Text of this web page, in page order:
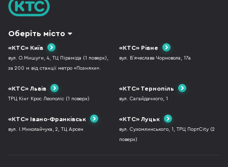
Оберіть місто
«КТС» Київ
вул. О.Мишуги, 4, ТЦ Піраміда (1 поверх),
за 200 м від станції метро «Позняки».
«КТС» Рівне
вул. В`ячеслава Чорновола, 17а
«КТС» Львів
ТРЦ Кінг Крос Леополіс (1 поверх)
«КТС» Тернопіль
вул. Сагайдачного, 1
«КТС» Івано-Франківськ
вул. І.Миколайчука, 2, ТЦ Арсен
«КТС» Луцьк
вул. Сухомлинського, 1, ТРЦ ПортCity (2
поверх)